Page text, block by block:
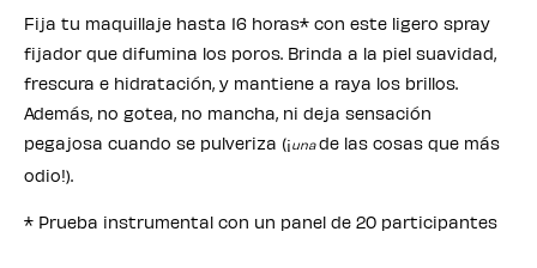
Fija tu maquillaje hasta 16 horas* con este ligero spray
fijador que difumina los poros. Brinda a la piel suavidad,
frescura e hidratación, y mantiene a raya los brillos.
Además, no gotea, no mancha, ni deja sensación
pegajosa cuando se pulveriza (¡unade las cosas que más
odio!).
* Prueba instrumental con un panel de 20 participantes